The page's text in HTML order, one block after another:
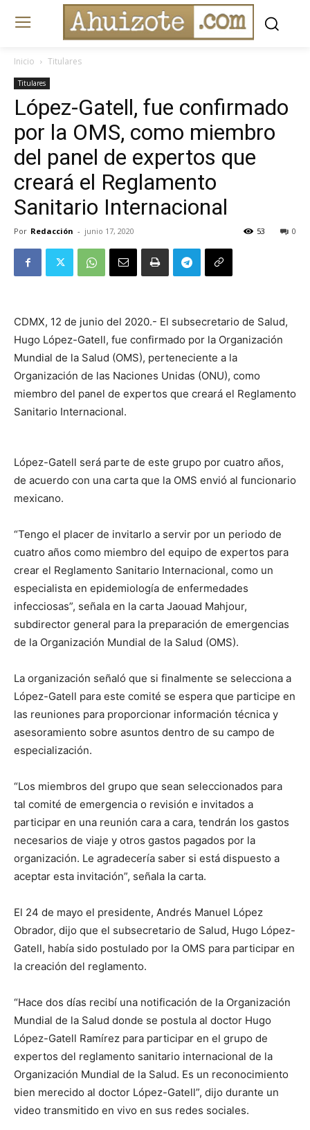
Inicio Titulares
Titulares
López-Gatell, fue confirmado
por la OMS, como miembro
del panel de expertos que
creará el Reglamento
Sanitario Internacional
Por Redacción - junio 17, 2020 0
53
CDMX, 12 de junio del 2020.- El subsecretario de Salud,
Hugo López-Gatell, fue confirmado por la Organización
Mundial de la Salud (OMS), perteneciente a la
Organización de las Naciones Unidas (ONU), como
miembro del panel de expertos que creará el Reglamento
Sanitario Internacional.
López-Gatell será parte de este grupo por cuatro años,
de acuerdo con una carta que la OMS envió al funcionario
mexicano.
“Tengo el placer de invitarlo a servir por un periodo de
cuatro años como miembro del equipo de expertos para
crear el Reglamento Sanitario Internacional, como un
especialista en epidemiología de enfermedades
infecciosas”, señala en la carta Jaouad Mahjour,
subdirector general para la preparación de emergencias
de la Organización Mundial de la Salud (OMS).
La organización señaló que si finalmente se selecciona a
López-Gatell para este comité se espera que participe en
las reuniones para proporcionar información técnica y
asesoramiento sobre asuntos dentro de su campo de
especialización.
“Los miembros del grupo que sean seleccionados para
tal comité de emergencia o revisión e invitados a
participar en una reunión cara a cara, tendrán los gastos
necesarios de viaje y otros gastos pagados por la
organización. Le agradecería saber si está dispuesto a
aceptar esta invitación”, señala la carta.
El 24 de mayo el presidente, Andrés Manuel López
Obrador, dijo que el subsecretario de Salud, Hugo López-
Gatell, había sido postulado por la OMS para participar en
la creación del reglamento.
“Hace dos días recibí una notificación de la Organización
Mundial de la Salud donde se postula al doctor Hugo
López-Gatell Ramírez para participar en el grupo de
expertos del reglamento sanitario internacional de la
Organización Mundial de la Salud. Es un reconocimiento
bien merecido al doctor López-Gatell”, dijo durante un
video transmitido en vivo en sus redes sociales.